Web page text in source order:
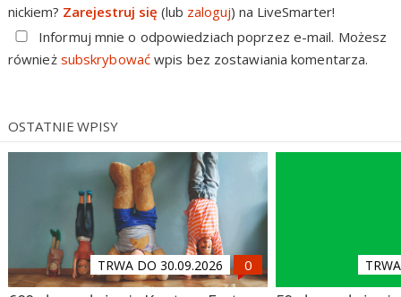
nickiem? Zarejestruj się (lub zaloguj) na LiveSmarter!
Informuj mnie o odpowiedziach poprzez e-mail. Możesz
również subskrybowaćwpis bez zostawiania komentarza.
OSTATNIE WPISY
TRWA DO 30.09.2026